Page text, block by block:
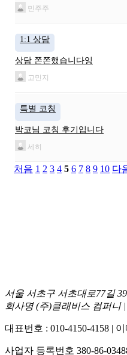
민주주
1:1 상담
상담 쫀쫀했습니다잉
고민지
특별 코칭
박코님 코칭 후기입니다
세히
처음 1 2 3 4 5 6 7 8 9 10 다
서울 서초구 서초대로77길
회사명 (주)클래비스 컴퍼니
대표번호 : 010-4150-4158 |
사업자 등록번호 380-86-